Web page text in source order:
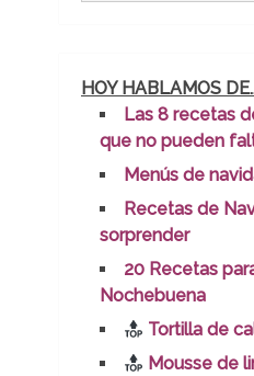
HOY HABLAMOS
Las 8 recetas
que no pueden
Menús de
Recetas de
sorprender
20 Recetas
Nochebuena
Tortilla de
Mousse de